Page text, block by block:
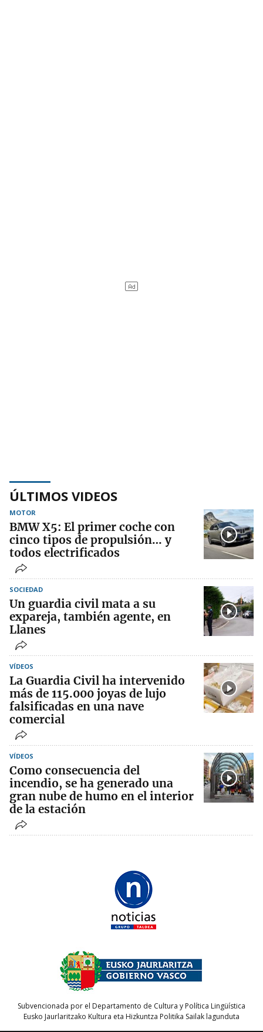
ÚLTIMOS VIDEOS
MOTOR
BMW X5: El primer coche con
cinco tipos de propulsión… y
todos electrificados
SOCIEDAD
Un guardia civil mata a su
expareja, también agente, en
Llanes
VÍDEOS
La Guardia Civil ha intervenido
más de 115.000 joyas de lujo
falsificadas en una nave
comercial
VÍDEOS
Como consecuencia del
incendio, se ha generado una
gran nube de humo en el interior
de la estación
Subvencionada por el Departamento de Cultura y Política Lingüística
Eusko Jaurlaritzako Kultura eta Hizkuntza Politika Sailak lagunduta